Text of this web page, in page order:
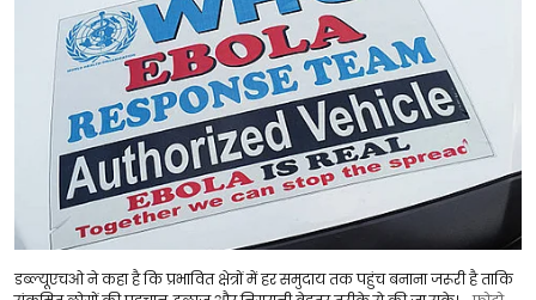
डब्ल्यूएचओ ने कहा है कि प्रभावित क्षेत्रों में हर समुदाय तक पहुंच बनाना जरूरी है ताकि